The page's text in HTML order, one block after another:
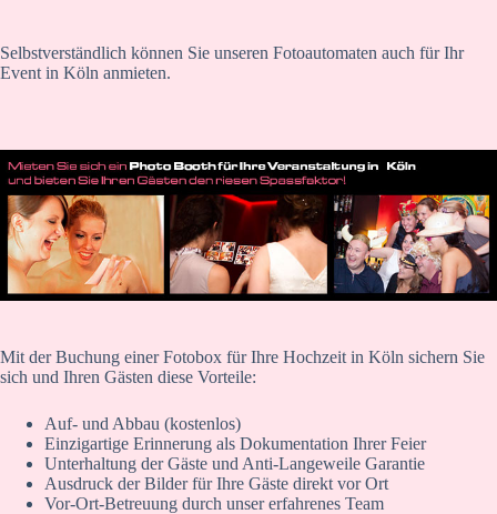
Selbstverständlich können Sie unseren Fotoautomaten auch für Ihr
Event in Köln anmieten.
Mit der Buchung einer Fotobox für Ihre Hochzeit in Köln sichern Sie
sich und Ihren Gästen diese Vorteile:
Auf- und Abbau (kostenlos)
Einzigartige Erinnerung als Dokumentation Ihrer Feier
Unterhaltung der Gäste und Anti-Langeweile Garantie
Ausdruck der Bilder für Ihre Gäste direkt vor Ort
Vor-Ort-Betreuung durch unser erfahrenes Team